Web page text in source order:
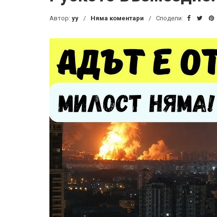
Автор: yy Няма коментари Сподели: